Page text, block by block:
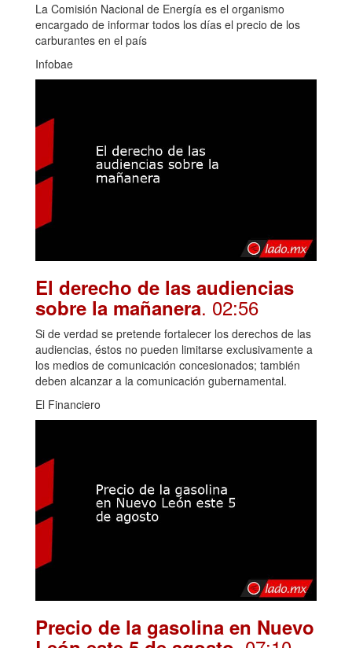
La Comisión Nacional de Energía es el organismo
encargado de informar todos los días el precio de los
carburantes en el país
Infobae
El derecho de las audiencias
sobre la mañanera. 02:56
Si de verdad se pretende fortalecer los derechos de las
audiencias, éstos no pueden limitarse exclusivamente a
los medios de comunicación concesionados; también
deben alcanzar a la comunicación gubernamental.
El Financiero
Precio de la gasolina en Nuevo